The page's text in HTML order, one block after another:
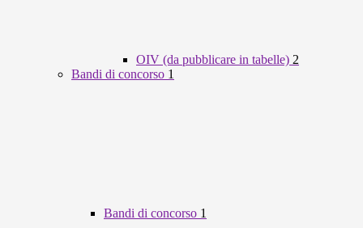
OIV (da pubblicare in tabelle) 2
Bandi di concorso 1
Bandi di concorso 1